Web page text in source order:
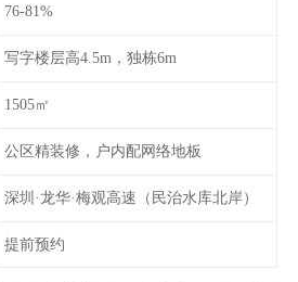
76-81%
写字楼层高4.5m，独栋6m
1505㎡
公区精装修，户内配网络地板
深圳·龙华·梅观高速（民治水库北岸）
提前预约